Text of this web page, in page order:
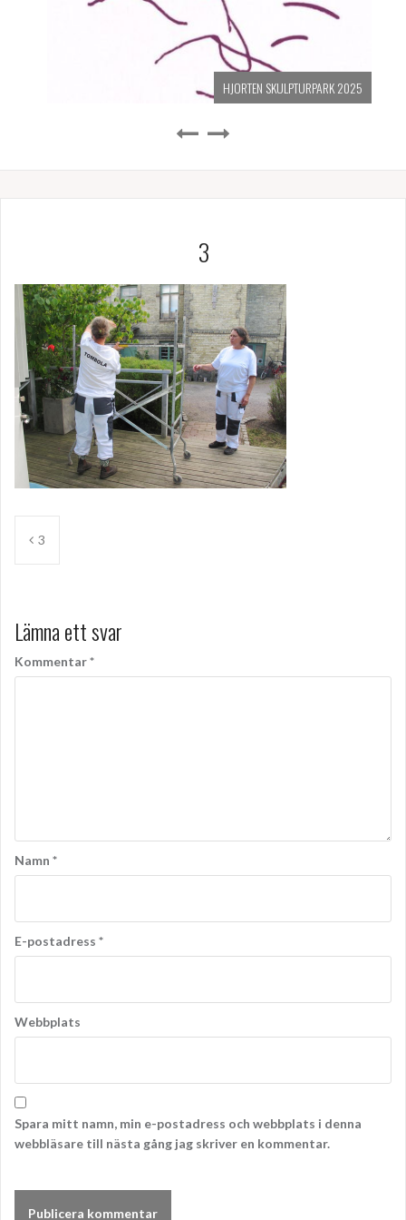
HJORTEN SKULPTURPARK 2025
3
Inläggsnavigering
3
Lämna ett svar
Kommentar*
Namn *
E-postadress *
Webbplats
Spara mitt namn, min e-postadress och webbplats i denna
webbläsare till nästa gång jag skriver en kommentar.